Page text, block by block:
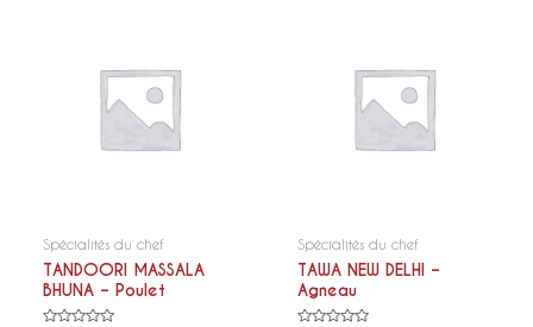
Spécialités du chef
TANDOORI MASSALA
BHUNA – Poulet
Spécialités du chef
TAWA NEW DELHI –
Agneau